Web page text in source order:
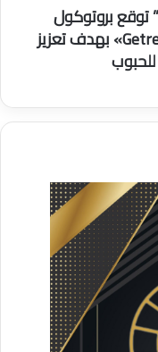
توقع بروتوكول
تعاون مع «Getreide AG» بهدف تعزيز
للحبوب